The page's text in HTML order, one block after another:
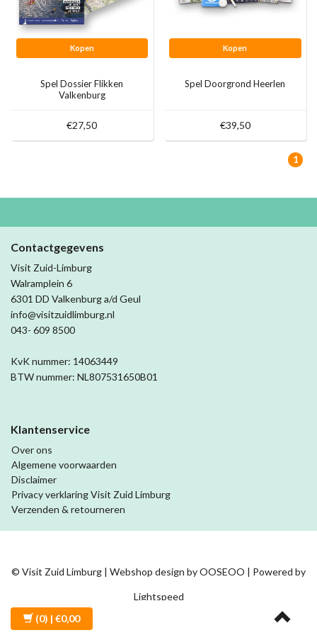
Kopen
Spel Dossier Flikken
Valkenburg
€27,50
Kopen
Spel Doorgrond Heerlen
€39,50
1
Contactgegevens
Visit Zuid-Limburg
Walramplein 6
6301 DD Valkenburg a/d Geul
info@visitzuidlimburg.nl
043- 609 8500
KvK nummer: 14063449
BTW nummer: NL807531650B01
Klantenservice
Over ons
Algemene voorwaarden
Disclaimer
Privacy verklaring Visit Zuid Limburg
Verzenden & retourneren
© Visit Zuid Limburg | Webshop design byOOSEOO | Powered by
Lightspeed
(0) | €0,00